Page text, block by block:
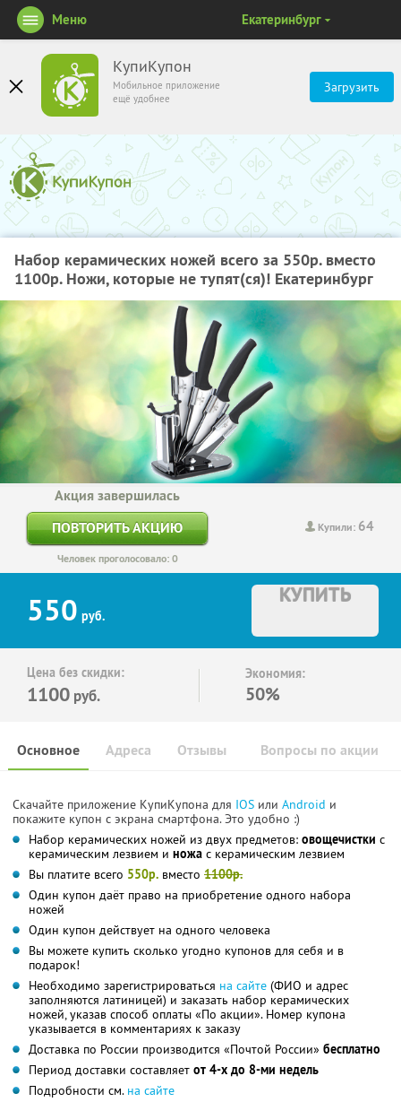
КупиКупон
Мобильное приложение
ещё удобнее
Загрузить
Меню Екатеринбург
Набор керамических ножей всего за 550р. вместо
1100р. Ножи, которые не тупят(ся)! Екатеринбург
Купили: 64
Акция завершилась
ПОВТОРИТЬ АКЦИЮ
Человек проголосовало: 0
550 руб.
КУПИТЬ
Цена без скидки:
1100 руб.
Экономия:
50%
Основное Отзывы Вопросы по акции
Адреса
Скачайте приложение КупиКупона для IOS или Android и
покажите купон с экрана смартфона. Это удобно :)
Набор керамических ножей из двух предметов: овощечистки с
керамическим лезвием и ножа с керамическим лезвием
Вы платите всего 550р. вместо 1100р.
Один купон даёт право на приобретение одного набора
ножей
Один купон действует на одного человека
Вы можете купить сколько угодно купонов для себя и в
подарок!
Необходимо зарегистрироваться на сайте (ФИО и адрес
заполняются латиницей) и заказать набор керамических
ножей, указав способ оплаты «По акции». Номер купона
указывается в комментариях к заказу
Доставка по России производится «Почтой России» бесплатно
Период доставки составляет от 4-х до 8-ми недель
Подробности см. на сайте